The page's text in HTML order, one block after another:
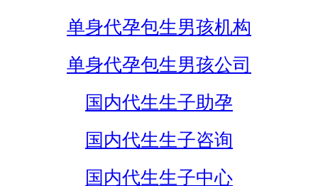
单身代孕包生男孩机构
单身代孕包生男孩公司
国内代生生子助孕
国内代生生子咨询
国内代生生子中心